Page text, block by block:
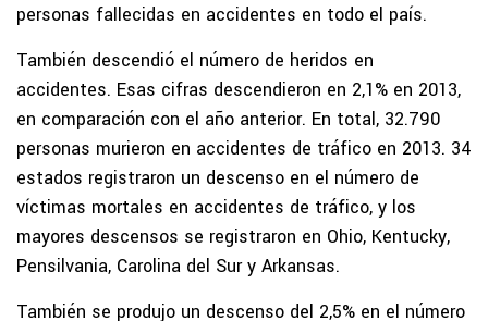
personas fallecidas en accidentes en todo el país.
También descendió el número de heridos en
accidentes. Esas cifras descendieron en 2,1% en 2013,
en comparación con el año anterior. En total, 32.790
personas murieron en accidentes de tráfico en 2013. 34
estados registraron un descenso en el número de
víctimas mortales en accidentes de tráfico, y los
mayores descensos se registraron en Ohio, Kentucky,
Pensilvania, Carolina del Sur y Arkansas.
También se produjo un descenso del 2,5% en el número